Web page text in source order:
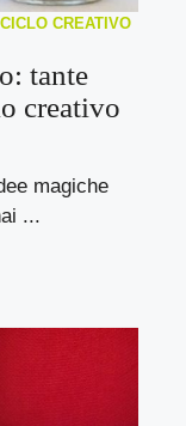
CREATIVO
tante
creativo
magiche
...